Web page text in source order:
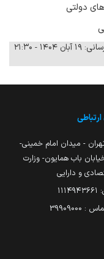
دولتی
- ۲۱:۳۰
- میدان امام خمینی-
باب همایون- وزارت
و دارایی